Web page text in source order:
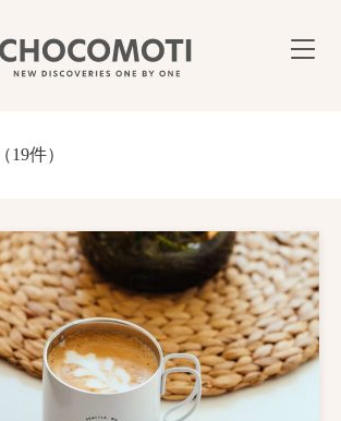
（19件）